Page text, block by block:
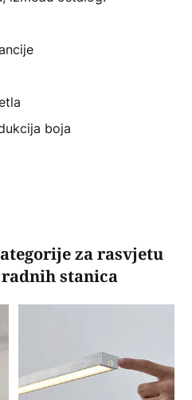
boja
za rasvjetu
stanica